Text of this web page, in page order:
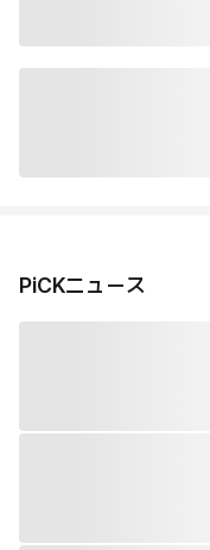
PiCKニュース